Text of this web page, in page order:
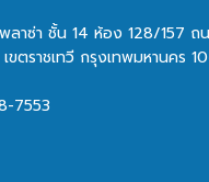
ลาซ่า ชั้น 14 ห้อง 128/157
ตราชเทวี กรุงเทพมหานคร
7553